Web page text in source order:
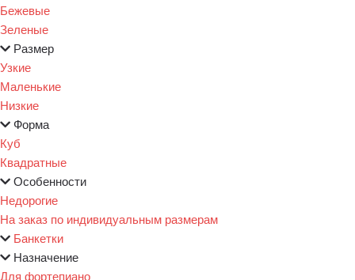
Бежевые
Зеленые
Размер
Узкие
Маленькие
Низкие
Форма
Куб
Квадратные
Особенности
Недорогие
На заказ по индивидуальным размерам
Банкетки
Назначение
Для фортепиано